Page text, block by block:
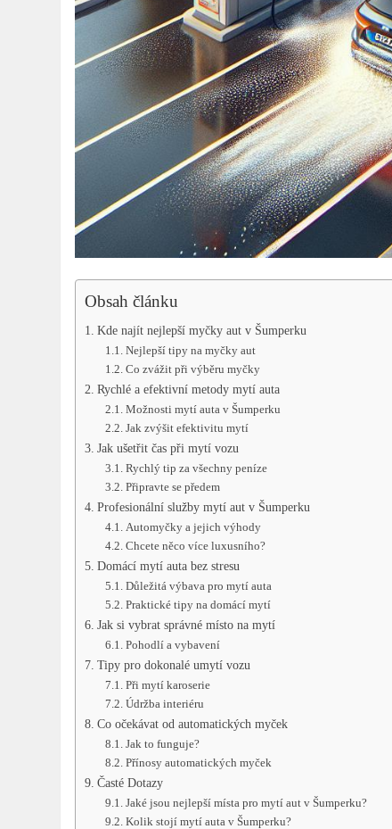
Obsah článku
Kde najít nejlepší myčky aut⁢ v Šumperku
Nejlepší tipy na ‌myčky aut
Co zvážit‍ při výběru myčky
Rychlé a efektivní metody mytí auta
Možnosti mytí auta v⁣ Šumperku
Jak‌ zvýšit efektivitu‌ mytí
Jak⁣ ušetřit čas při‌ mytí ⁤vozu
Rychlý tip za všechny peníze
Připravte se předem
Profesionální služby mytí aut v Šumperku
Automyčky a jejich výhody
Chcete něco více ‍luxusního?
Domácí mytí⁢ auta bez stresu
Důležitá výbava pro mytí⁢ auta
Praktické tipy na​ domácí mytí
Jak⁤ si vybrat správné místo na⁢ mytí
Pohodlí a vybavení
Tipy ‌pro dokonalé ​umytí vozu
Při mytí karoserie
Údržba interiéru
Co očekávat‍ od automatických myček
Jak to funguje?
Přínosy automatických myček
Časté Dotazy
Jaké‌ jsou nejlepší místa pro mytí‍ aut ​v ⁤Šumperku?
Kolik⁢ stojí mytí auta v Šumperku?